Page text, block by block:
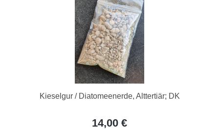
Kieselgur / Diatomeenerde, Alttertiär; DK
14,00 €